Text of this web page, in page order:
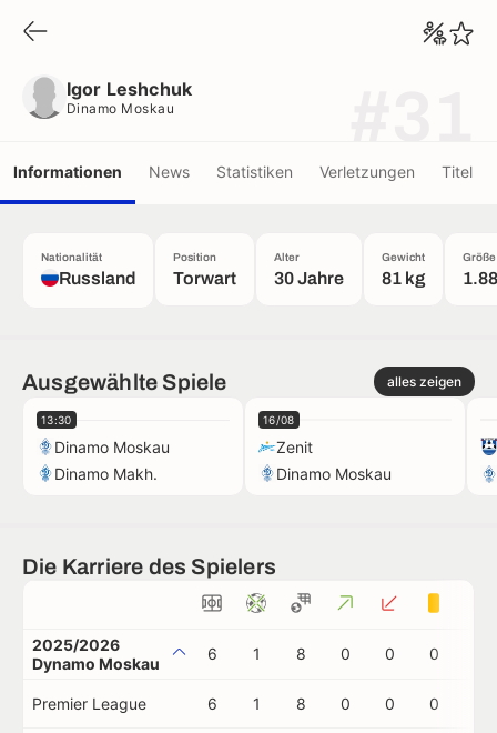
Igor Leshchuk
Dinamo Moskau
Informationen News Statistiken Verletzungen Titel
Nationalität
Russland
Position
Torwart
Alter
30 Jahre
Gewicht
81 kg
Größe
Ausgewählte Spiele alles zeigen
13:30
Dinamo Moskau
Dinamo Makh.
16/08
Zenit
Dinamo Moskau
Die Karriere des Spielers
2025/2026
Dynamo Moskau
6 1 8 0 0 0
Premier League 6 1 8 0 0 0